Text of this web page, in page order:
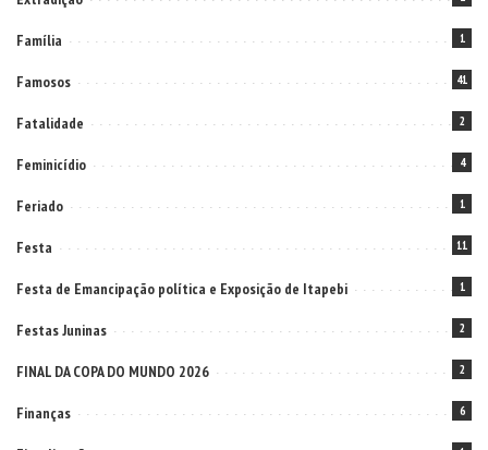
Família 1
Famosos 41
Fatalidade 2
Feminicídio 4
Feriado 1
Festa 11
Festa de Emancipação política e Exposição de Itapebi 1
Festas Juninas 2
FINAL DA COPA DO MUNDO 2026 2
Finanças 6